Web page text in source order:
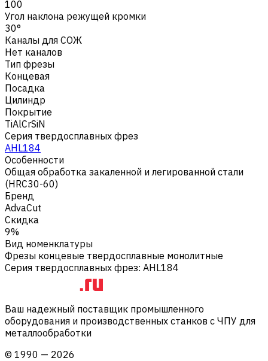
100
Угол наклона режущей кромки
30°
Каналы для СОЖ
Нет каналов
Тип фрезы
Концевая
Посадка
Цилиндр
Покрытие
TiAlCrSiN
Серия твердосплавных фрез
AHL184
Особенности
Общая обработка закаленной и легированной стали
(HRC30-60)
Бренд
AdvaCut
Скидка
9%
Вид номенклатуры
Фрезы концевые твердосплавные монолитные
Серия твердосплавных фрез: AHL184
Ваш надежный поставщик промышленного
оборудования и производственных станков с ЧПУ для
металлообработки
© 1990 — 2026